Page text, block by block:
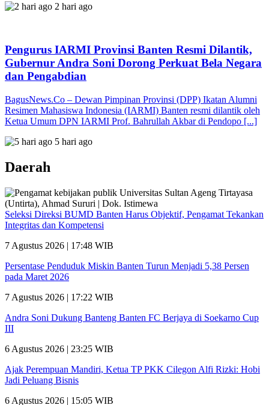
2 hari ago
Pengurus IARMI Provinsi Banten Resmi Dilantik,
Gubernur Andra Soni Dorong Perkuat Bela Negara
dan Pengabdian
BagusNews.Co – Dewan Pimpinan Provinsi (DPP) Ikatan Alumni
Resimen Mahasiswa Indonesia (IARMI) Banten resmi dilantik oleh
Ketua Umum DPN IARMI Prof. Bahrullah Akbar di Pendopo [...]
5 hari ago
Daerah
Seleksi Direksi BUMD Banten Harus Objektif, Pengamat Tekankan
Integritas dan Kompetensi
7 Agustus 2026 | 17:48 WIB
Persentase Penduduk Miskin Banten Turun Menjadi 5,38 Persen
pada Maret 2026
7 Agustus 2026 | 17:22 WIB
Andra Soni Dukung Banteng Banten FC Berjaya di Soekarno Cup
III
6 Agustus 2026 | 23:25 WIB
Ajak Perempuan Mandiri, Ketua TP PKK Cilegon Alfi Rizki: Hobi
Jadi Peluang Bisnis
6 Agustus 2026 | 15:05 WIB